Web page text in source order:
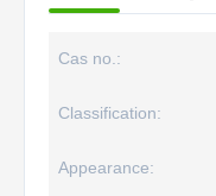
Cas no.:
Classification:
Appearance: